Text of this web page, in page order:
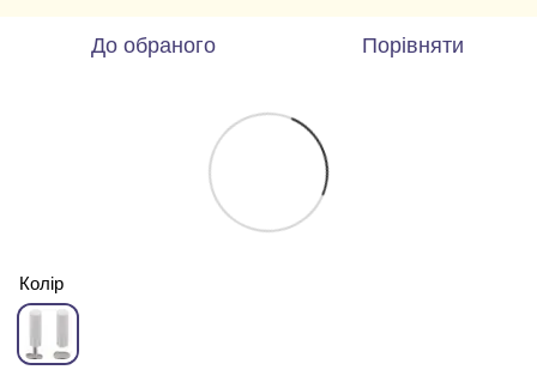
До обраного Порівняти
Колір